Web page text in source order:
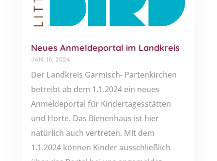
Neues Anmeldeportal im Landkreis
JAN. 16, 2024
Der Landkreis Garmisch- Partenkirchen
betreibt ab dem 1.1.2024 ein neues
Anmeldeportal für Kindertagesstätten
und Horte. Das Bienenhaus ist hier
natürlich auch vertreten. Mit dem
1.1.2024 können Kinder ausschließlich